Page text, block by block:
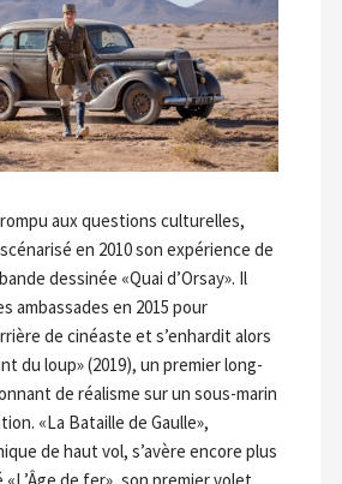
aux questions culturelles,
en 2010 son expérience de
dessinée «Quai d’Orsay». Il
ambassades en 2015 pour
de cinéaste et s’enhardit alors
du loup» (2019), un premier long-
de réalisme sur un sous-marin
«La Bataille de Gaulle»,
de haut vol, s’avère encore plus